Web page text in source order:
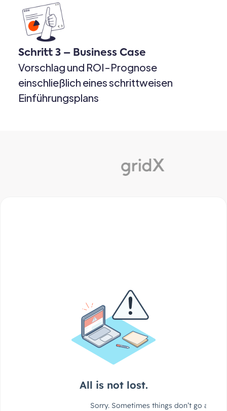
Schritt 3 – Business Case
Vorschlag und ROI-Prognose
einschließlich eines schrittweisen
Einführungsplans